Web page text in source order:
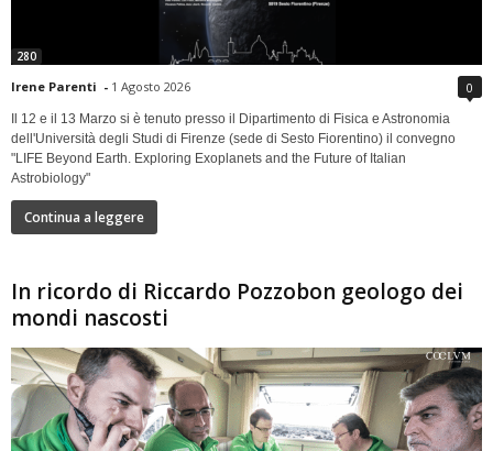
280
Irene Parenti - 1 Agosto 2026 0
Il 12 e il 13 Marzo si è tenuto presso il Dipartimento di Fisica e Astronomia
dell'Università degli Studi di Firenze (sede di Sesto Fiorentino) il convegno
"LIFE Beyond Earth. Exploring Exoplanets and the Future of Italian
Astrobiology"
Continua a leggere
In ricordo di Riccardo Pozzobon geologo dei
mondi nascosti